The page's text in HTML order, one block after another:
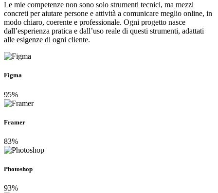
Le mie competenze non sono solo strumenti tecnici, ma mezzi
concreti per aiutare persone e attività a comunicare meglio online, in
modo chiaro, coerente e professionale. Ogni progetto nasce
dall’esperienza pratica e dall’uso reale di questi strumenti, adattati
alle esigenze di ogni cliente.
Figma
95%
Framer
83%
Photoshop
93%